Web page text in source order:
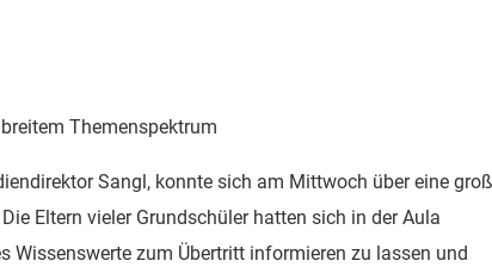
Themenspektrum
Sangl, konnte sich am Mittwoch über eine
Eltern vieler Grundschüler hatten sich in der Aula
Wissenswerte zum Übertritt informieren zu lassen und